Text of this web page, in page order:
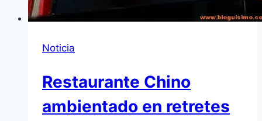
Noticia
Restaurante Chino
ambientado en retretes